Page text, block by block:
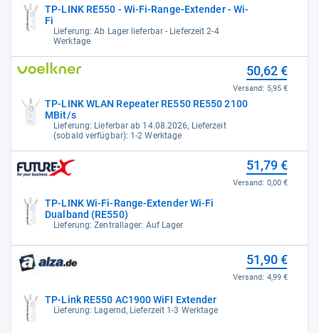
TP-LINK RE550 - Wi-Fi-Range-Extender - Wi-
Fi
Lieferung: Ab Lager lieferbar - Lieferzeit 2-4
Werktage
TP-LINK WLAN Repeater RE550 RE550 2100
MBit/s
Lieferung: Lieferbar ab 14.08.2026, Lieferzeit
(sobald verfügbar): 1-2 Werktage
50,62 €
Versand: 5,95 €
TP-LINK Wi-Fi-Range-Extender Wi-Fi
Dualband (RE550)
Lieferung: Zentrallager: Auf Lager
51,79 €
Versand: 0,00 €
TP-Link RE550 AC1900 WiFI Extender
Lieferung: Lagernd, Lieferzeit 1-3 Werktage
51,90 €
Versand: 4,99 €